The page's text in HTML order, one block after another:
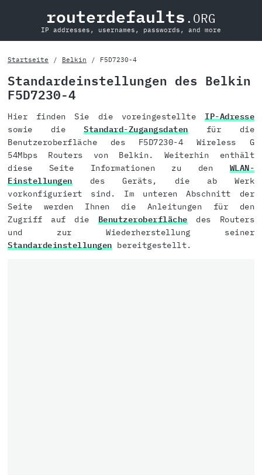
routerdefaults .ORG
IP addresses, usernames, passwords, and more
Startseite Belkin F5D7230-4
Standardeinstellungen des Belkin
F5D7230-4
Hier finden Sie die voreingestellte IP-Adresse
sowie dieStandard-Zugangsdatenfür die
Benutzeroberfläche des F5D7230-4 Wireless G
54Mbps Routers von Belkin. Weiterhin enthält
diese Seite Informationen zu den WLAN-
Einstellungendes Geräts, die ab Werk
vorkonfiguriert sind. Im unteren Abschnitt der
Seite werden Ihnen die Anleitungen für den
Zugriff auf die Benutzeroberflächedes Routers
und zur Wiederherstellung seiner
Standardeinstellungenbereitgestellt.